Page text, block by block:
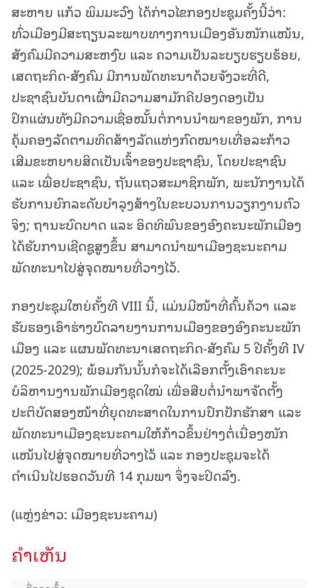
ສະຫາຍ ແກ້ວ ພິມມະວົງ ໄດ້ກ່າວໄຂກອງປະຊຸມຄັ້ງນີ້ວ່າ:
ທົ່ວເມືອງມີສະຖຽນລະພາບທາງການເມືອງອັນໜັກແໜ້ນ,
ສັງຄົມມີຄວາມສະຫງົບ ແລະ ຄວາມເປັນລະບຽບຮຽບຮ້ອຍ,
ເສດຖະກິດ-ສັງຄົມ ມີການພັດທະນາດ້ວຍຈັງວະທີ່ດີ,
ປະຊາຊົນບັນດາເຜົ່າມີຄວາມສາມັກຄີປອງດອງເປັນ
ປຶກແຜ່ນທັງມີຄວາມເຊື່ອໝັ້ນຕໍ່ການນຳພາຂອງພັກ, ການ
ຄຸ້ມຄອງລັດຕາມທິດສ້າງລັດແຫ່ງກົດໝາຍເທື່ອລະກ້າວ
ເສີມຂະຫຍາຍສິດເປັນເຈົ້າຂອງປະຊາຊົນ, ໂດຍປະຊາຊົນ
ແລະ ເພື່ອປະຊາຊົນ, ຖັນແຖວສະມາຊິກພັກ, ພະນັກງານໄດ້
ຮັບການຍົກລະດັບບຳລຸງສ້າງໃນຂະບວນການວຽກງານຕົວ
ຈິງ; ຖານະບົດບາດ ແລະ ອິດທິພົນຂອງອົງຄະນະພັກເມືອງ
ໄດ້ຮັບການເຊີດຊູສູງຂຶ້ນ ສາມາດນຳພາເມືອງຊະນະຄາມ
ພັດທະນາໄປສູ່ຈຸດໝາຍທີ່ວາງໄວ້.
ກອງປະຊຸມໃຫຍ່ຄັ້ງທີ VIII ນີ້, ແມ່ນມີໜ້າທີ່ຄົ້ນຄ້ວາ ແລະ
ຮັບຮອງເອົາຮ່າງບົດລາຍງານການເມືອງຂອງອົງຄະນະພັກ
ເມືອງ ແລະ ແຜນພັດທະນາເສດຖະກິດ-ສັງຄົມ 5 ປີຄັ້ງທີ IV
(2025-2029); ພ້ອມກັນນັ້ນກໍຈະໄດ້ເລືອກຕັ້ງເອົາຄະນະ
ບໍລິຫານງານພັກເມືອງຊຸດໃໝ່ ເພື່ອສືບຕໍ່ນຳພາຈັດຕັ້ງ
ປະຕິບັດສອງໜ້າທີ່ຍຸດທະສາດໃນການປົກປັກຮັກສາ ແລະ
ພັດທະນາເມືອງຊະນະຄາມໃຫ້ກ້າວຂຶ້ນຢ່າງຕໍ່ເນື່ອງໜັກ
ແໜ້ນໄປສູ່ຈຸດໝາຍທີ່ວາງໄວ້ ແລະ ກອງປະຊຸມຈະໄດ້
ດຳເນີນໄປຮອດວັນທີ 14 ກຸມພາ ຈຶ່ງຈະປິດລົງ.
(ແຫຼ່ງຂ່າວ: ເມືອງຊະນະຄາມ)
ຄໍາເຫັນ